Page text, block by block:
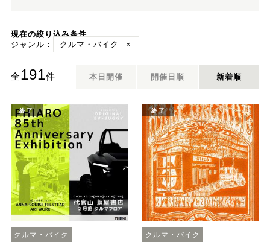
現在の絞り込み条件
ジャンル：
クルマ・バイク ×
全191件 本日開催 開催日順 新着順
終了
クルマ・バイク
終了
クルマ・バイク